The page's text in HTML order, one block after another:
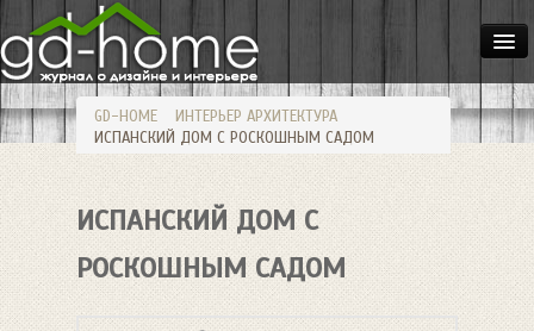
ДОМА
КВАРТИРЫ
ИНТЕРЬЕР
СТИЛИ
МЕБЕЛЬ
ОСВЕЩЕНИЕ
GD-HOME ИНТЕРЬЕР АРХИТЕКТУРА
ИСПАНСКИЙ ДОМ С РОСКОШНЫМ САДОМ
ИСПАНСКИЙ ДОМ С
РОСКОШНЫМ САДОМ